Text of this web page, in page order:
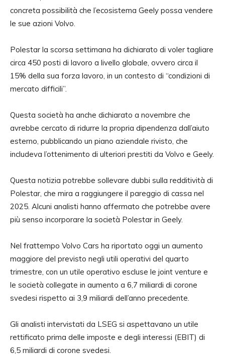
concreta possibilità che l’ecosistema Geely possa vendere
le sue azioni Volvo.
Polestar la scorsa settimana ha dichiarato di voler tagliare
circa 450 posti di lavoro a livello globale, ovvero circa il
15% della sua forza lavoro, in un contesto di “condizioni di
mercato difficili”.
Questa società ha anche dichiarato a novembre che
avrebbe cercato di ridurre la propria dipendenza dall’aiuto
esterno, pubblicando un piano aziendale rivisto, che
includeva l’ottenimento di ulteriori prestiti da Volvo e Geely.
Questa notizia potrebbe sollevare dubbi sulla redditività di
Polestar, che mira a raggiungere il pareggio di cassa nel
2025. Alcuni analisti hanno affermato che potrebbe avere
più senso incorporare la società Polestar in Geely.
Nel frattempo Volvo Cars ha riportato oggi un aumento
maggiore del previsto negli utili operativi del quarto
trimestre, con un utile operativo escluse le joint venture e
le società collegate in aumento a 6,7 ​​miliardi di corone
svedesi rispetto ai 3,9 miliardi dell’anno precedente.
Gli analisti intervistati da LSEG si aspettavano un utile
rettificato prima delle imposte e degli interessi (EBIT) di
6,5 miliardi di corone svedesi.